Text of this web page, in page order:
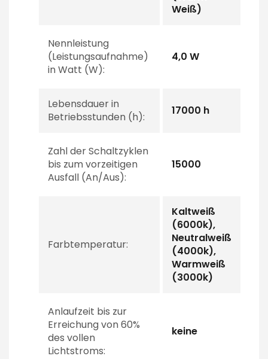
Weiß)
Nennleistung
(Leistungsaufnahme)
in Watt (W):
4,0 W
Lebensdauer in
Betriebsstunden (h):
17000 h
Zahl der Schaltzyklen
bis zum vorzeitigen
Ausfall (An/Aus):
15000
Farbtemperatur:
Kaltweiß
(6000k),
Neutralweiß
(4000k),
Warmweiß
(3000k)
Anlaufzeit bis zur
Erreichung von 60%
des vollen
Lichtstroms:
keine